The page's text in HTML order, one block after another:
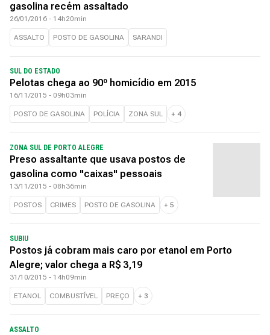
gasolina recém assaltado
26/01/2016 - 14h20min
ASSALTO POSTO DE GASOLINA SARANDI
SUL DO ESTADO
Pelotas chega ao 90º homicídio em 2015
16/11/2015 - 09h03min
POSTO DE GASOLINA POLÍCIA ZONA SUL + 4
ZONA SUL DE PORTO ALEGRE
Preso assaltante que usava postos de
gasolina como "caixas" pessoais
13/11/2015 - 08h36min
POSTOS CRIMES POSTO DE GASOLINA + 5
SUBIU
Postos já cobram mais caro por etanol em Porto
Alegre; valor chega a R$ 3,19
31/10/2015 - 14h09min
ETANOL COMBUSTÍVEL PREÇO + 3
ASSALTO